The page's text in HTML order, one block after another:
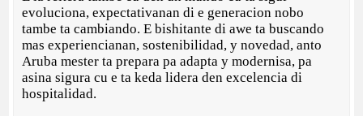
evoluciona, expectativanan di e generacion nobo
tambe ta cambiando. E bishitante di awe ta buscando
mas experiencianan, sostenibilidad, y novedad, anto
Aruba mester ta prepara pa adapta y modernisa, pa
asina sigura cu e ta keda lidera den excelencia di
hospitalidad.